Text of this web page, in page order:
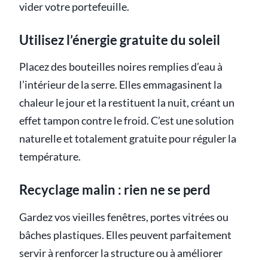
vider votre portefeuille.
Utilisez l’énergie gratuite du soleil
Placez des bouteilles noires remplies d’eau à
l’intérieur de la serre. Elles emmagasinent la
chaleur le jour et la restituent la nuit, créant un
effet tampon contre le froid. C’est une solution
naturelle et totalement gratuite pour réguler la
température.
Recyclage malin : rien ne se perd
Gardez vos vieilles fenêtres, portes vitrées ou
bâches plastiques. Elles peuvent parfaitement
servir à renforcer la structure ou à améliorer